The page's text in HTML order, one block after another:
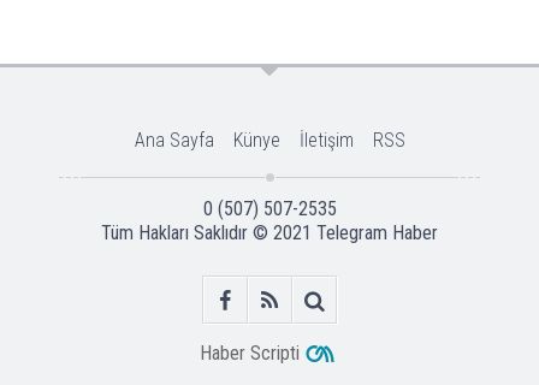
Ana Sayfa Künye İletişim RSS
0 (507) 507-2535
Tüm Hakları Saklıdır © 2021 Telegram Haber
Haber Scripti